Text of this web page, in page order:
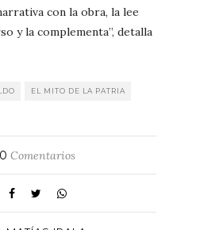
con la obra, la lee
y la complementa”, detalla
EL MITO DE LA PATRIA
0 Comentarios